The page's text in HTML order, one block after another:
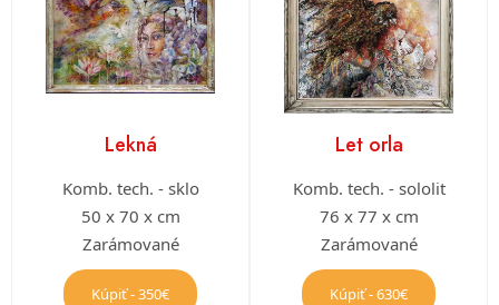
Lekná
Komb. tech. - sklo
50 x 70 x cm
Zarámované
Kúpiť - 350€
Let orla
Komb. tech. - sololit
76 x 77 x cm
Zarámované
Kúpiť - 630€